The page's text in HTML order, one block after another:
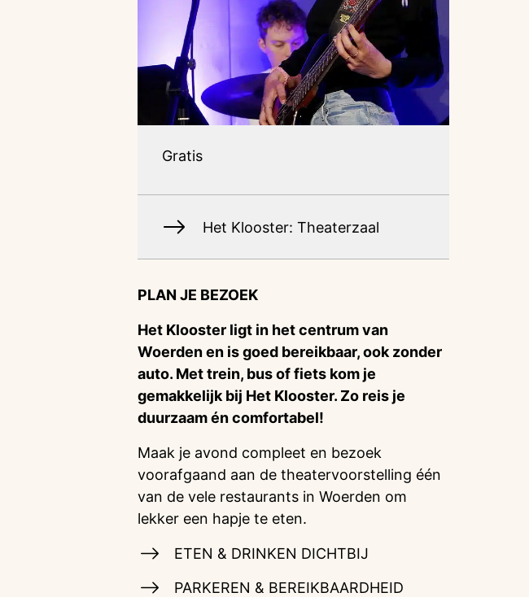
Gratis
Het Klooster: Theaterzaal
PLAN JE BEZOEK
Het Klooster ligt in het centrum van
Woerden en is goed bereikbaar, ook zonder
auto. Met trein, bus of fiets kom je
gemakkelijk bij Het Klooster. Zo reis je
duurzaam én comfortabel!
Maak je avond compleet en bezoek
voorafgaand aan de theatervoorstelling één
van de vele restaurants in Woerden om
lekker een hapje te eten.
ETEN & DRINKEN DICHTBIJ
PARKEREN & BEREIKBAARDHEID